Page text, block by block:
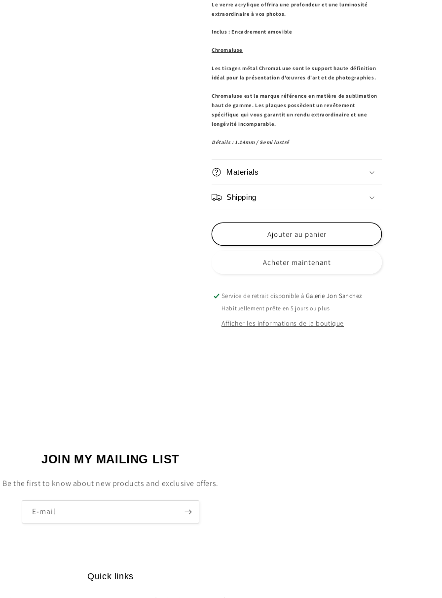
Le verre acrylique offrira une profondeur et une luminosité
extraordinaire à vos photos.
Inclus : Encadrement amovible
Chromaluxe
Les tirages métal ChromaLuxe sont le support haute définition
idéal pour la présentation d'œuvres d'art et de photographies.
Chromaluxe est la marque référence en matière de sublimation
haut de gamme. Les plaques possèdent un revêtement
spécifique qui vous garantit un rendu extraordinaire et une
longévité incomparable.
Détails : 1.14mm / Semi lustré
Materials
Shipping
Ajouter au panier
Acheter maintenant
Service de retrait disponible à Galerie Jon Sanchez
Habituellement prête en 5 jours ou plus
Afficher les informations de la boutique
JOIN MY MAILING LIST
Be the first to know about new products and exclusive offers.
E-mail
Quick links